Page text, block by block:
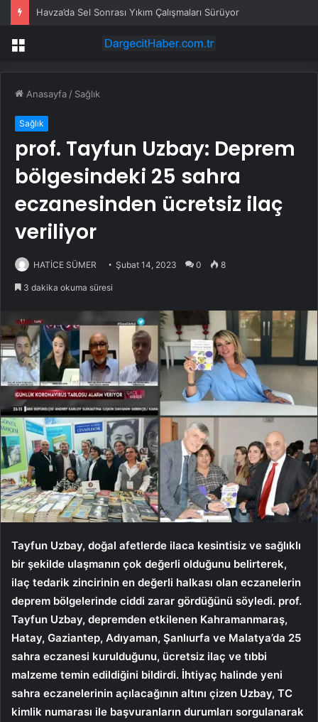
Havza’da Sel Sonrası Yıkım Çalışmaları Sürüyor
Menü
Anasayfa / Sağlık
Sağlık
prof. Tayfun Uzbay: Deprem
bölgesindeki 25 sahra
eczanesinden ücretsiz ilaç
veriliyor
HATİCE SÜMER Şubat 14, 2023 0 8
3 dakika okuma süresi
Tayfun Uzbay, doğal afetlerde ilaca kesintisiz ve sağlıklı
bir şekilde ulaşmanın çok değerli olduğunu belirterek,
ilaç tedarik zincirinin en değerli halkası olan eczanelerin
deprem bölgelerinde ciddi zarar gördüğünü söyledi. prof.
Tayfun Uzbay, depremden etkilenen Kahramanmaraş,
Hatay, Gaziantep, Adıyaman, Şanlıurfa ve Malatya’da 25
sahra eczanesi kurulduğunu, ücretsiz ilaç ve tıbbi
malzeme temin edildiğini bildirdi. İhtiyaç halinde yeni
sahra eczanelerinin açılacağının altını çizen Uzbay, TC
kimlik numarası ile başvuranların durumları sorgulanarak